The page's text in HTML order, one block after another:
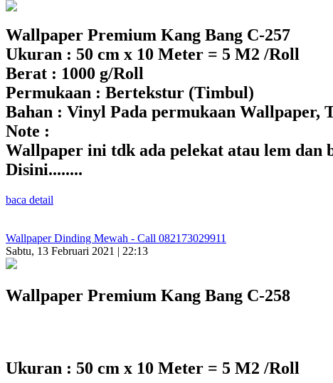
Wallpaper Premium Kang Bang C-257
Ukuran : 50 cm x 10 Meter = 5 M2 /Roll
Berat : 1000 g/Roll
Permukaan : Bertekstur (Timbul)
Bahan : Vinyl Pada permukaan Wallpaper,
Note :
Wallpaper ini tdk ada pelekat atau lem dan
Disini........
baca detail
Wallpaper Dinding Mewah - Call 082173029911
Sabtu, 13 Februari 2021 | 22:13
Wallpaper Premium Kang Bang C-258
Ukuran : 50 cm x 10 Meter = 5 M2 /Roll